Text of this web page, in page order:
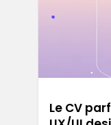
Le CV